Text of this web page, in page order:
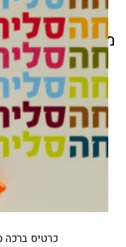
מוצרים קשורים
כרטיס ברכה